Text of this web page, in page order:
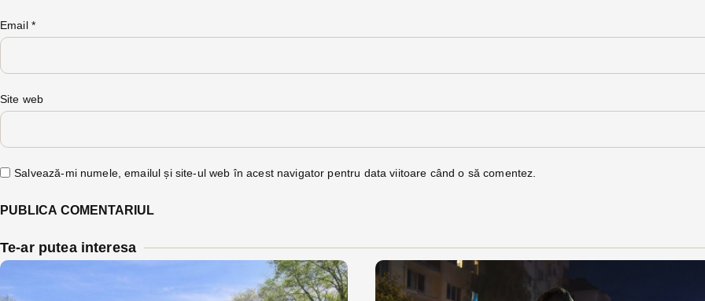
Email *
Site web
Salvează-mi numele, emailul și site-ul web în acest navigator pentru data viitoare când o să comentez.
Te-ar putea interesa